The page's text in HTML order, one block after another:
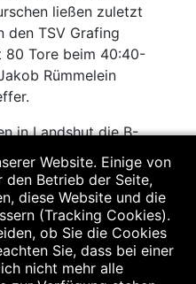
ließen zuletzt
den TSV Grafing
80 Tore beim 40:40-
Rümmelein
in Landshut die B-
Schwab und
TG als Liga-Primus
Oberliga. Es wird ein
um die
16 Uhr treten die B-
Nord beim
II an. Das Mettener
Website. Einige von
den Betrieb der Seite,
diese Website und die
(Tracking Cookies).
ob Sie die Cookies
Sie, dass bei einer
nicht mehr alle